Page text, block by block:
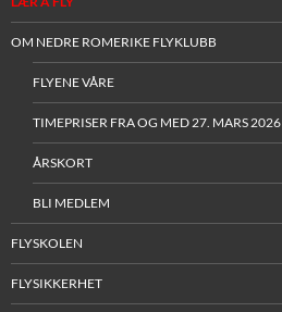
OM NEDRE ROMERIKE FLYKLUBB
FLYENE VÅRE
TIMEPRISER FRA OG MED 27. MARS 2026
ÅRSKORT
BLI MEDLEM
FLYSKOLEN
FLYSIKKERHET